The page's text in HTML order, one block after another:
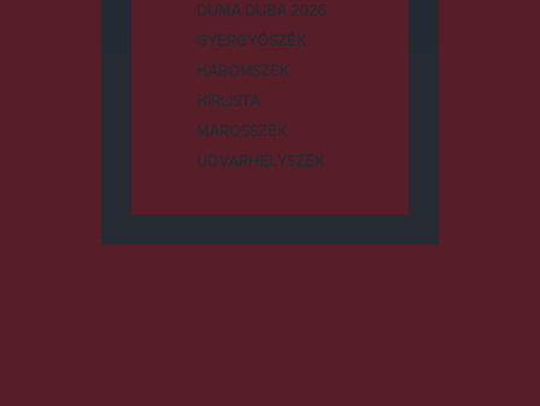
DUMA DUBA 2026
GYERGYÓSZÉK
HÁROMSZÉK
HÍRLISTA
MAROSSZÉK
UDVARHELYSZÉK